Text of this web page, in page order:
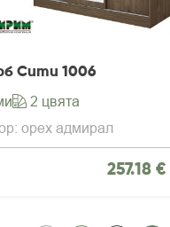
Сити 1006
2 цвята
орех адмирал
257.18